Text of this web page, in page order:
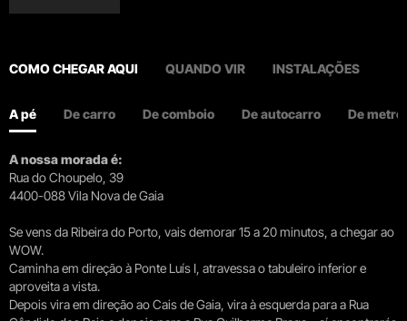
COMO CHEGAR AQUI QUANDO VIR INSTALAÇÕES
A pé De carro De comboio De autocarro De metro
A nossa morada é:
Rua do Choupelo, 39
4400-088 Vila Nova de Gaia
Se vens da Ribeira do Porto, vais demorar 15 a 20 minutos, a chegar ao
WOW.
Caminha em direção à Ponte Luís I, atravessa o tabuleiro inferior e
aproveita a vista.
Depois vira em direção ao Cais de Gaia, vira à esquerda para a Rua